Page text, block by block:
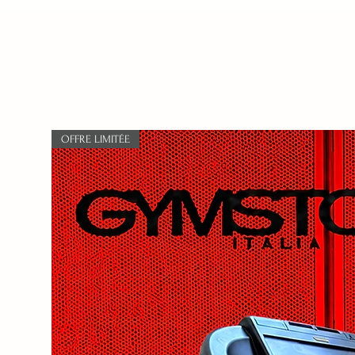
OFFRE LIMITÉE